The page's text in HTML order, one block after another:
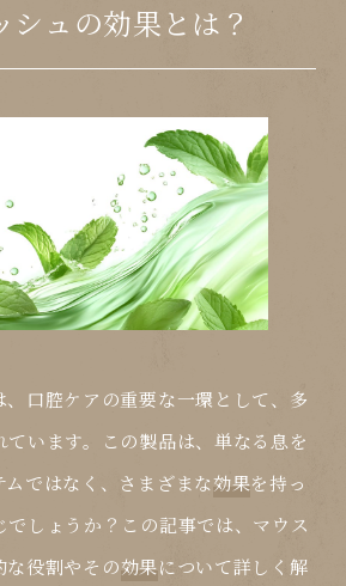
シュの効果とは？
、口腔ケアの重要な一環として、多
ています。この製品は、単なる息を
ではなく、さまざまな効果を持っ
でしょうか？この記事では、マウス
な役割やその効果について詳しく解